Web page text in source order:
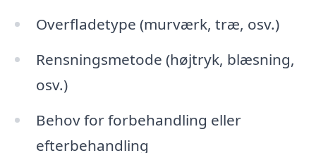
Overfladetype (murværk, træ, osv.)
Rensningsmetode (højtryk, blæsning,
osv.)
Behov for forbehandling eller
efterbehandling